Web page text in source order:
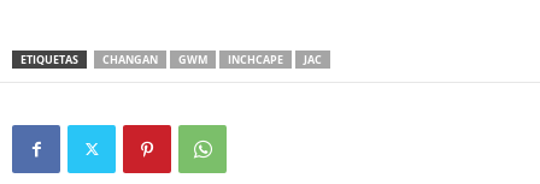
ETIQUETAS CHANGAN GWM INCHCAPE JAC